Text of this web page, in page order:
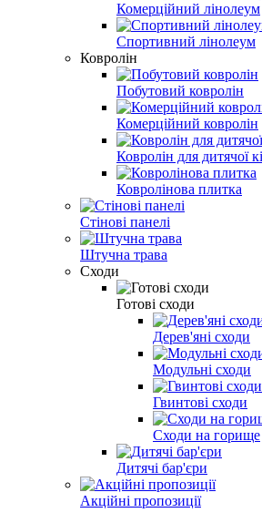
Комерційний лінолеум
Спортивний лінолеум
Ковролін
Побутовий ковролін
Комерційний ковролін
Ковролін для дитячої
Ковролінова плитка
Стінові панелі
Штучна трава
Сходи
Готові сходи
Дерев'яні сходи
Модульні сходи
Гвинтові сходи
Сходи на горище
Дитячі бар'єри
Акційні пропозиції